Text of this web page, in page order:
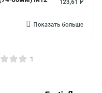
Хомут для стояка
123,61 ₽
Показать больше
1